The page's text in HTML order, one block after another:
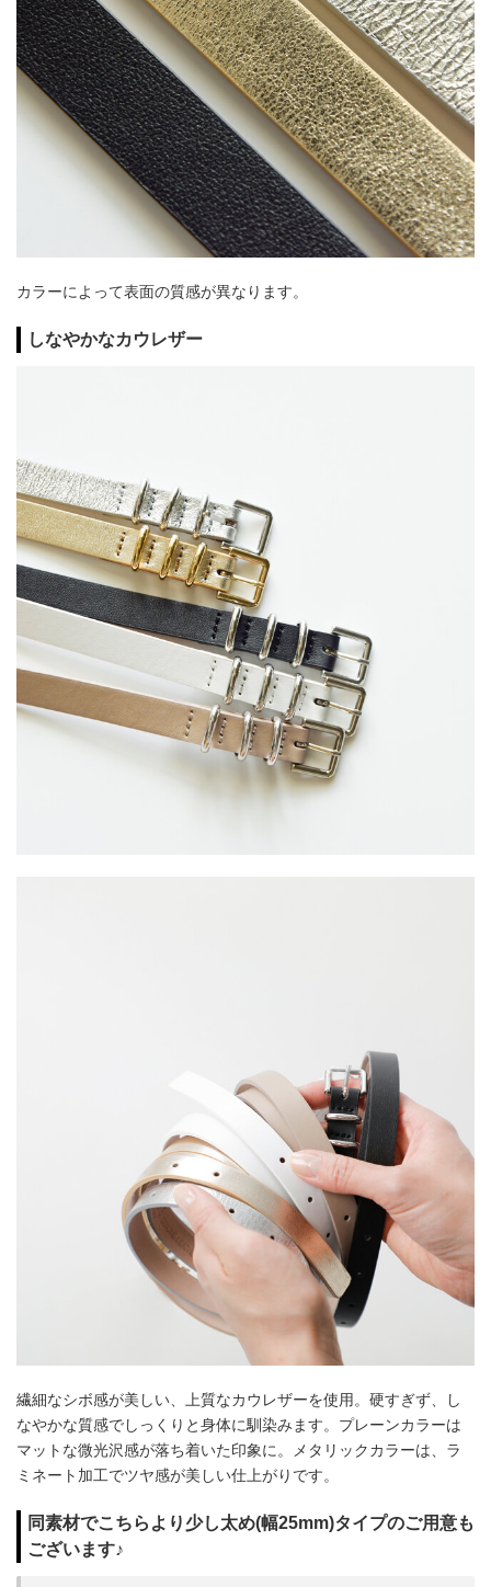
カラーによって表面の質感が異なります。
しなやかなカウレザー
繊細なシボ感が美しい、上質なカウレザーを使用。硬すぎず、し
なやかな質感でしっくりと身体に馴染みます。プレーンカラーは
マットな微光沢感が落ち着いた印象に。メタリックカラーは、ラ
ミネート加工でツヤ感が美しい仕上がりです。
同素材でこちらより少し太め(幅25mm)タイプのご用意も
ございます♪